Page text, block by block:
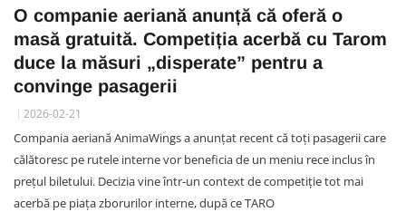
O companie aeriană anunță că oferă o
masă gratuită. Competiția acerbă cu Tarom
duce la măsuri „disperate” pentru a
convinge pasagerii
2026-02-21
Compania aeriană AnimaWings a anunțat recent că toți pasagerii care
călătoresc pe rutele interne vor beneficia de un meniu rece inclus în
prețul biletului. Decizia vine într-un context de competiție tot mai
acerbă pe piața zborurilor interne, după ce TARO